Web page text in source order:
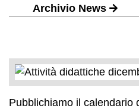
Archivio News
Pubblichiamo il calendario